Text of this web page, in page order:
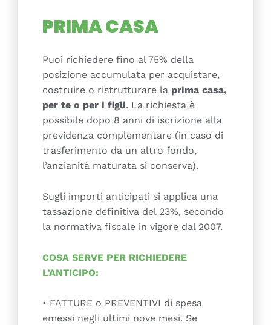
PRIMA CASA
Puoi richiedere fino al 75% della
posizione accumulata per acquistare,
costruire o ristrutturare la prima casa,
per te o per i figli. La richiesta è
possibile dopo 8 anni di iscrizione alla
previdenza complementare (in caso di
trasferimento da un altro fondo,
l’anzianità maturata si conserva).
Sugli importi anticipati si applica una
tassazione definitiva del 23%, secondo
la normativa fiscale in vigore dal 2007.
COSA SERVE PER RICHIEDERE
L’ANTICIPO:
• FATTURE o PREVENTIVI di spesa
emessi negli ultimi nove mesi. Se